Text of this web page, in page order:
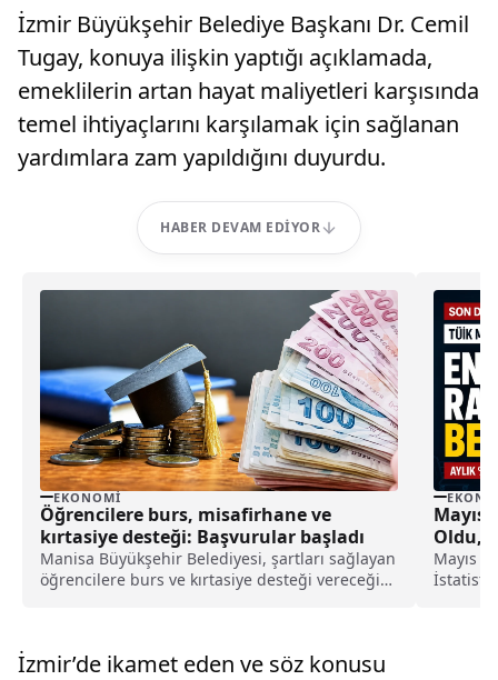
İzmir Büyükşehir Belediye Başkanı Dr. Cemil
Tugay, konuya ilişkin yaptığı açıklamada,
emeklilerin artan hayat maliyetleri karşısında
temel ihtiyaçlarını karşılamak için sağlanan
yardımlara zam yapıldığını duyurdu.
HABER DEVAM EDIYOR
EKONOMI
Öğrencilere burs, misafirhane ve
kırtasiye desteği: Başvurular başladı
Manisa Büyükşehir Belediyesi, şartları sağlayan
öğrencilere burs ve kırtasiye desteği vereceğini
başvuru tarihi de açıklandı.
Mayıs
Oldu,
Mayıs
İstatistik
İzmir’de ikamet eden ve söz konusu